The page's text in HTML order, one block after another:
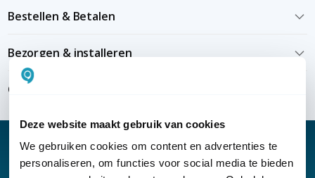
Deze website maakt gebruik van cookies
We gebruiken cookies om content en advertenties te
personaliseren, om functies voor social media te bieden
Bestellen & Betalen
Bezorgen & installeren
Over KommaGo